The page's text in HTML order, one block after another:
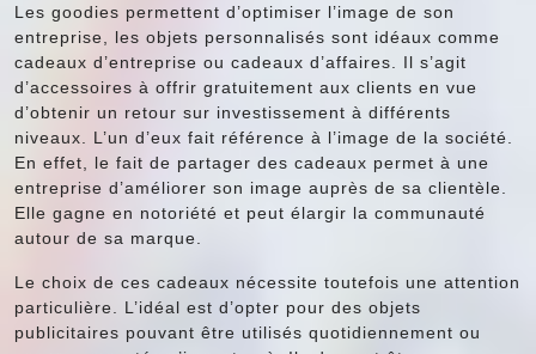
Les goodies permettent d’optimiser l’image de son
entreprise, les objets personnalisés sont idéaux comme
cadeaux d’entreprise ou cadeaux d’affaires. Il s’agit
d’accessoires à offrir gratuitement aux clients en vue
d’obtenir un retour sur investissement à différents
niveaux. L’un d’eux fait référence à l’image de la société.
En effet, le fait de partager des cadeaux permet à une
entreprise d’améliorer son image auprès de sa clientèle.
Elle gagne en notoriété et peut élargir la communauté
autour de sa marque.
Le choix de ces cadeaux nécessite toutefois une attention
particulière. L’idéal est d’opter pour des objets
publicitaires pouvant être utilisés quotidiennement ou